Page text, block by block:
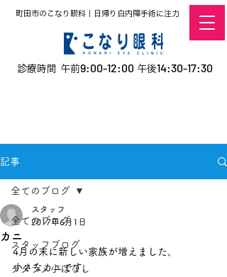
町田市のこなり眼科｜日帰り白内障手術に注力
診療時間 午前9:00-12:00 午後14:30-17:30
記事
全てのブログ
スタッフブログ
デタラメ小ばなし
全てのブログ
カニ
スタッフ
2017年6月1日
4月の末に新しい家族が増えました。
小さなカニです。